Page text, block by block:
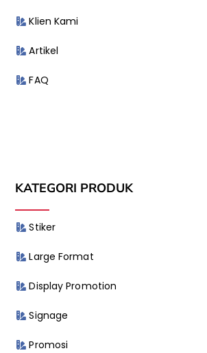
Klien Kami
Artikel
FAQ
KATEGORI PRODUK
Stiker
Large Format
Display Promotion
Signage
Promosi